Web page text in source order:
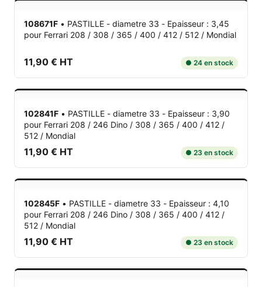
108671F • PASTILLE - diametre 33 - Epaisseur : 3,45
pour Ferrari 208 / 308 / 365 / 400 / 412 / 512 / Mondial
11,90 € HT ● 24 en stock
102841F • PASTILLE - diametre 33 - Epaisseur : 3,90
pour Ferrari 208 / 246 Dino / 308 / 365 / 400 / 412 /
512 / Mondial
11,90 € HT ● 23 en stock
102845F • PASTILLE - diametre 33 - Epaisseur : 4,10
pour Ferrari 208 / 246 Dino / 308 / 365 / 400 / 412 /
512 / Mondial
11,90 € HT ● 23 en stock